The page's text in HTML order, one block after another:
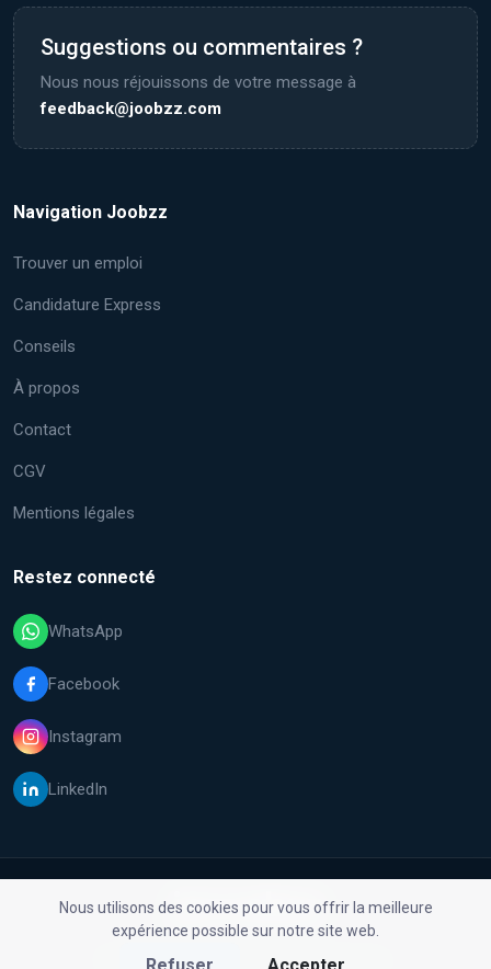
Nous utilisons des cookies pour vous offrir la meilleure
expérience possible sur notre site web.
Suggestions ou commentaires ?
Nous nous réjouissons de votre message à
feedback@joobzz.com
Navigation Joobzz
Trouver un emploi
Candidature Express
Conseils
À propos
Contact
CGV
Mentions légales
Restez connecté
WhatsApp
Facebook
Instagram
LinkedIn
© 2026 Malfix GmbH. Tous droits réservés.